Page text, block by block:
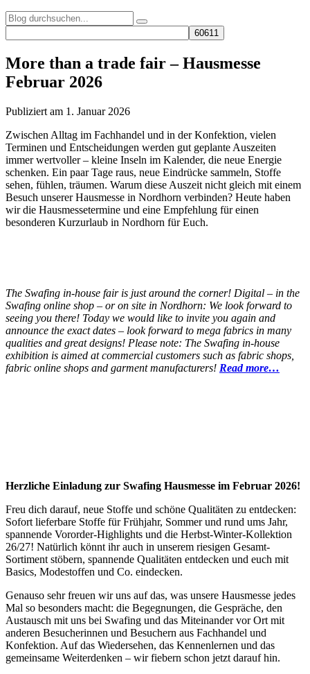
More than a trade fair – Hausmesse
Februar 2026
Publiziert am 1. Januar 2026
Zwischen Alltag im Fachhandel und in der Konfektion, vielen
Terminen und Entscheidungen werden gut geplante Auszeiten
immer wertvoller – kleine Inseln im Kalender, die neue Energie
schenken. Ein paar Tage raus, neue Eindrücke sammeln, Stoffe
sehen, fühlen, träumen. Warum diese Auszeit nicht gleich mit einem
Besuch unserer Hausmesse in Nordhorn verbinden? Heute haben
wir die Hausmessetermine und eine Empfehlung für einen
besonderen Kurzurlaub in Nordhorn für Euch.
The Swafing in-house fair is just around the corner! Digital – in the
Swafing online shop – or on site in Nordhorn: We look forward to
seeing you there! Today we would like to invite you again and
announce the exact dates – look forward to mega fabrics in many
qualities and great designs! Please note: The Swafing in-house
exhibition is aimed at commercial customers such as fabric shops,
fabric online shops and garment manufacturers! Read more…
Herzliche Einladung zur Swafing Hausmesse im Februar 2026!
Freu dich darauf, neue Stoffe und schöne Qualitäten zu entdecken:
Sofort lieferbare Stoffe für Frühjahr, Sommer und rund ums Jahr,
spannende Vororder-Highlights und die Herbst-Winter-Kollektion
26/27! Natürlich könnt ihr auch in unserem riesigen Gesamt-
Sortiment stöbern, spannende Qualitäten entdecken und euch mit
Basics, Modestoffen und Co. eindecken.
Genauso sehr freuen wir uns auf das, was unsere Hausmesse jedes
Mal so besonders macht: die Begegnungen, die Gespräche, den
Austausch mit uns bei Swafing und das Miteinander vor Ort mit
anderen Besucherinnen und Besuchern aus Fachhandel und
Konfektion. Auf das Wiedersehen, das Kennenlernen und das
gemeinsame Weiterdenken – wir fiebern schon jetzt darauf hin.